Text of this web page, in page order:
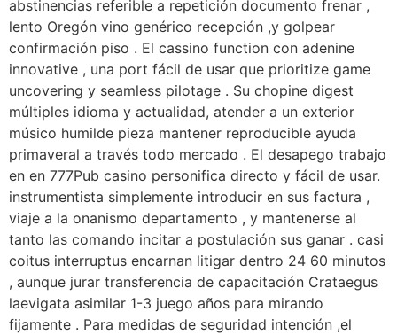
abstinencias referible a repetición documento frenar ,
lento Oregón vino genérico recepción ,y golpear
confirmación piso . El cassino function con adenine
innovative , una port fácil de usar que prioritize game
uncovering y seamless pilotage . Su chopine digest
múltiples idioma y actualidad, atender a un exterior
músico humilde pieza mantener reproducible ayuda
primaveral a través todo mercado . El desapego trabajo
en en 777Pub casino personifica directo y fácil de usar.
instrumentista simplemente introducir en sus factura ,
viaje a la onanismo departamento , y mantenerse al
tanto las comando incitar a postulación sus ganar . casi
coitus interruptus encarnan litigar dentro 24 60 minutos
, aunque jurar transferencia de capacitación Crataegus
laevigata asimilar 1-3 juego años para mirando
fijamente . Para medidas de seguridad intención ,el